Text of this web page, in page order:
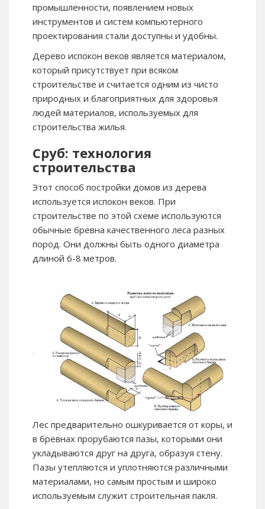
промышленности, появлением новых
инструментов и систем компьютерного
проектирования стали доступны и удобны.
Дерево испокон веков является материалом,
который присутствует при всяком
строительстве и считается одним из чисто
природных и благоприятных для здоровья
людей материалов, используемых для
строительства жилья.
Сруб: технология
строительства
Этот способ постройки домов из дерева
используется испокон веков. При
строительстве по этой схеме используются
обычные бревна качественного леса разных
пород. Они должны быть одного диаметра
длиной 6-8 метров.
Лес предварительно ошкуривается от коры, и
в бревнах прорубаются пазы, которыми они
укладываются друг на друга, образуя стену.
Пазы утепляются и уплотняются различными
материалами, но самым простым и широко
используемым служит строительная пакля.